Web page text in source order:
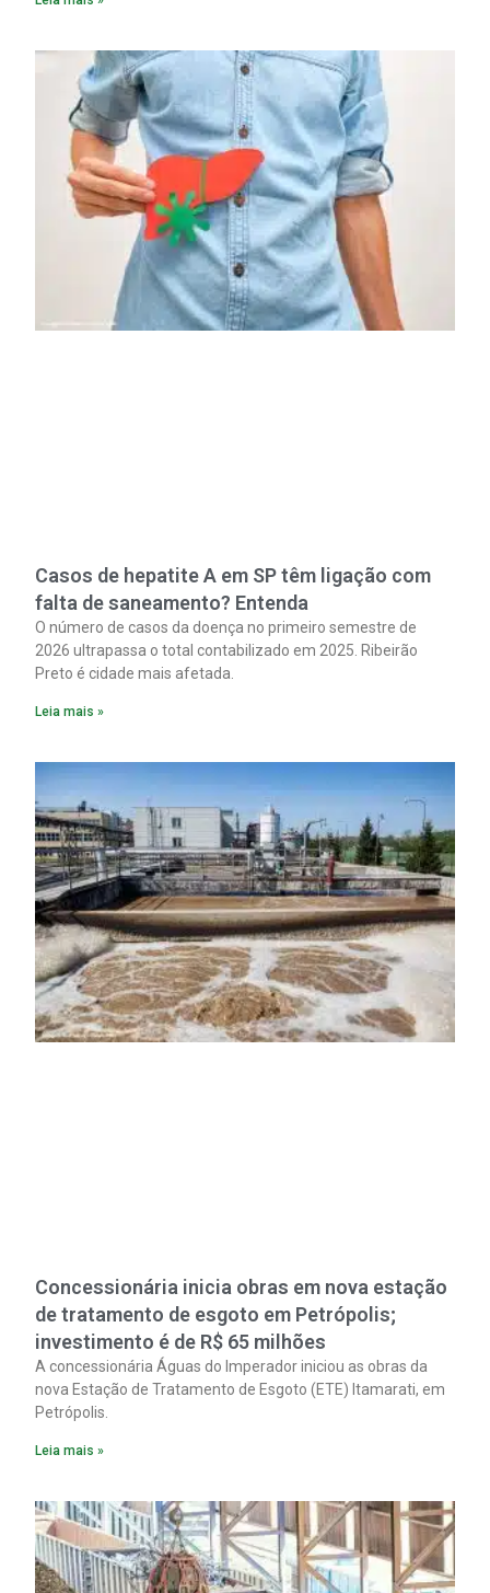
Casos de hepatite A em SP têm ligação com
falta de saneamento? Entenda
O número de casos da doença no primeiro semestre de
2026 ultrapassa o total contabilizado em 2025. Ribeirão
Preto é cidade mais afetada.
Leia mais »
Concessionária inicia obras em nova estação
de tratamento de esgoto em Petrópolis;
investimento é de R$ 65 milhões
A concessionária Águas do Imperador iniciou as obras da
nova Estação de Tratamento de Esgoto (ETE) Itamarati, em
Petrópolis.
Leia mais »